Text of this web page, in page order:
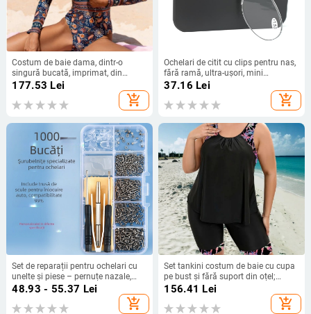
Costum de baie dama, dintr-o
singură bucată, imprimat, din
nailon, căptușălă poliester cu
177.53 Lei
add_shopping_cart
Ochelari de citit cu clips pentru nas,
fără ramă, ultra-ușori, mini
compacte, lentile PC, stil oval
37.16 Lei
add_shopping_cart
Set de reparații pentru ochelari cu
unelte și piese – pernuțe nazale,
piulițe și șaibe, șuruburi și
șurubelniță pentru ochelari fără
rame
48.93 - 55.37 Lei
add_shopping_cart
Set tankini costum de baie cu cupa
pe bust și fără suport din oțel;
material poliester; conținut poliester
elasticitate înaltă; potrivit pentru
156.41 Lei
add_shopping_cart